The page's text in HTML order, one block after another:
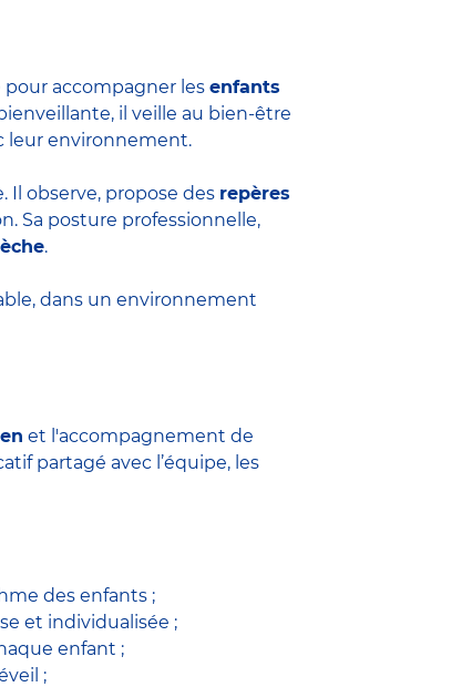
pour accompagner les enfants
il veille au bien-être
leur environnement.
Il observe, propose des repères
Sa posture professionnelle,
.
dans un environnement
et l'accompagnement de
partagé avec l’équipe, les
des enfants ;
et individualisée ;
enfant ;
;